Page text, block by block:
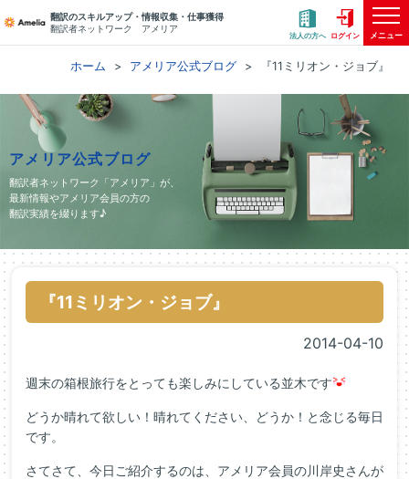
翻訳のスキルアップ・情報収集・仕事獲得
翻訳者ネットワーク アメリア
法人の方へ ログイン メニュー
ホーム アメリア公式ブログ 『11ミリオン・ジョブ』
アメリア公式ブログ
翻訳者ネットワーク「アメリア」が、
最新情報やアメリア会員の方の
翻訳実績を綴ります♪
『11ミリオン・ジョブ』
2014-04-10
週末の箱根旅行をとっても楽しみにしている並木です
どうか晴れて欲しい！晴れてください、どうか！と念じる毎日
です。
さてさて、今日ご紹介するのは、アメリア会員の川岸史さんが